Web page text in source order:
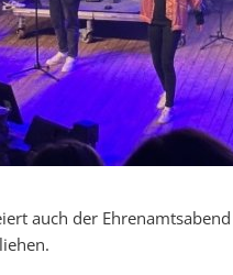
auch der